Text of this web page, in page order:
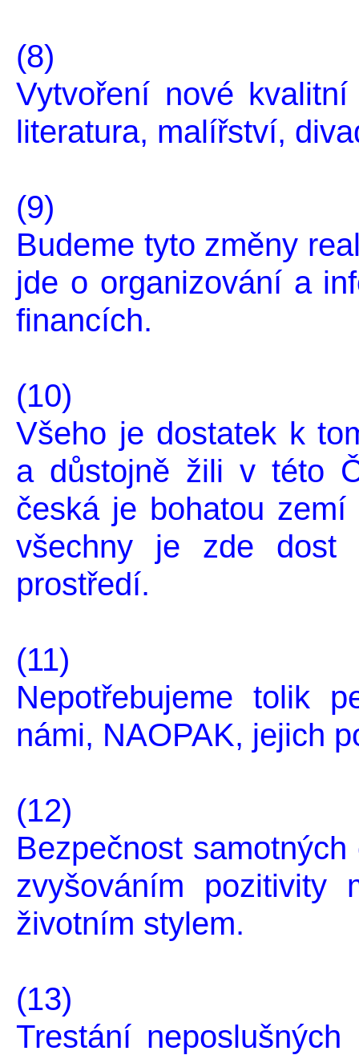
(8)
Vytvoření nové
literatura, malířství,
(9)
Budeme tyto změny
jde o organizování a
financích.
(10)
Všeho je dostatek k
a důstojně žili v této
česká je bohatou
všechny je zde dost
prostředí.
(11)
Nepotřebujeme tolik
námi, NAOPAK, jejich
(12)
Bezpečnost
zvyšováním
životním stylem.
(13)
Trestání